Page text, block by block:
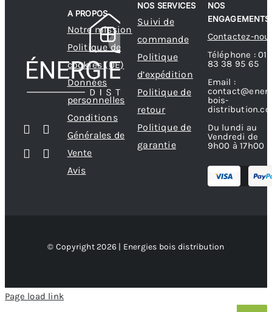
A PROPOS
Notre mission
Politique de
cookies (UE)
Données
personnelles
Conditions
Générales de
Vente
Avis
NOS SERVICES
Suivi de
commande
Politique
d’expédition
Politique de
retour
Politique de
garantie
NOS
ENGAGEMENTS
Contactez-
Téléphone : 01
83 38 95 65
Email :
bois-
Du lundi au
Vendredi de
9h00 à 17h00
© Copyright 2026 | Energies bois distribution
Page load link